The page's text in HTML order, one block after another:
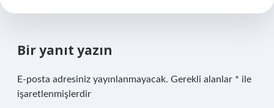
Bir yanıt yazın
E-posta adresiniz yayınlanmayacak. Gerekli alanlar * ile
işaretlenmişlerdir